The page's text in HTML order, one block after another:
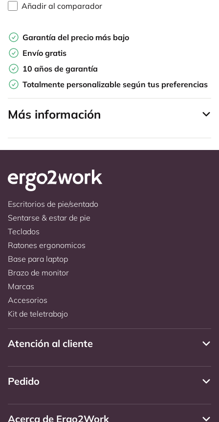
Añadir al comparador
Garantía del precio más bajo
Envío gratis
10 años de garantía
Totalmente personalizable según tus preferencias
Más información
Escritorios de pie/sentado
Sentarse & estar de pie
Teclados
Ratones ergonomicos
Base para laptop
Brazo de monitor
Marcas
Accesorios
Kit de teletrabajo
Atención al cliente
Pedido
Acerca de Ergo2Work